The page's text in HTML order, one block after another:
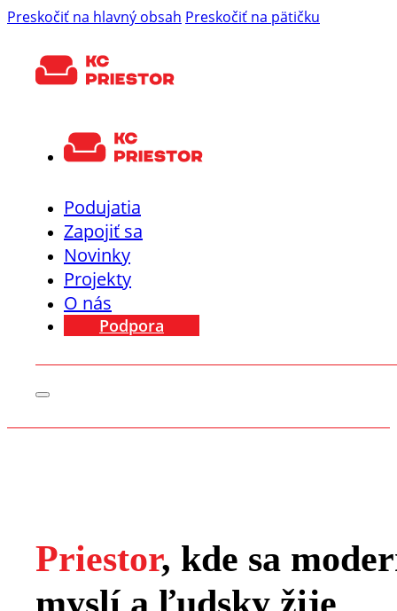
Preskočiť na hlavný obsah Preskočiť na pätičku
Podujatia
Zapojiť sa
Novinky
Projekty
O nás
Podpora
Priestor, kde sa